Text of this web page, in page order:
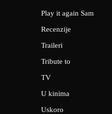
Play it again Sam
Recenzije
Traileri
Tribute to
TV
U kinima
Uskoro